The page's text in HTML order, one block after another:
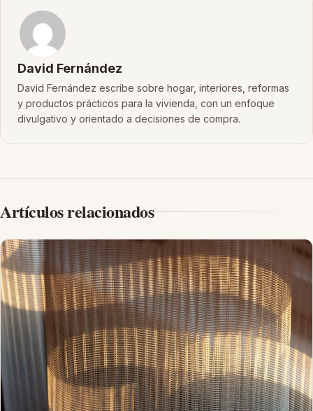
David Fernández
David Fernández escribe sobre hogar, interiores, reformas
y productos prácticos para la vivienda, con un enfoque
divulgativo y orientado a decisiones de compra.
Artículos relacionados